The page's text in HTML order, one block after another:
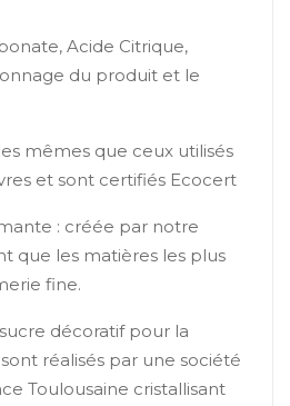
Acide Citrique,
du produit et le
mêmes que ceux utilisés
et sont certifiés Ecocert
: créée par notre
que les matières les plus
fine.
décoratif pour la
réalisés par une société
Toulousaine cristallisant